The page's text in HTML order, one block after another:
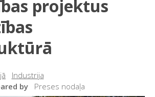
projektus
Industrija
by
Preses nodaļa